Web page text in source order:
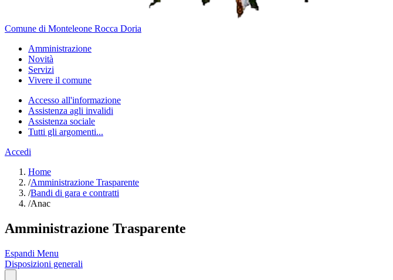
Comune di Monteleone Rocca Doria
Amministrazione
Novità
Servizi
Vivere il comune
Accesso all'informazione
Assistenza agli invalidi
Assistenza sociale
Tutti gli argomenti...
Accedi
Home
/Amministrazione Trasparente
/Bandi di gara e contratti
/Anac
Amministrazione Trasparente
Espandi Menu
Disposizioni generali